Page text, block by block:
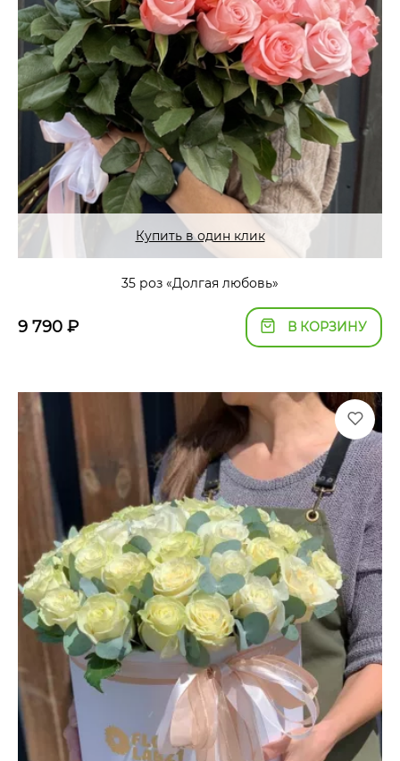
Купить в один клик
35 роз «Долгая любовь»
9 790 ₽ В КОРЗИНУ